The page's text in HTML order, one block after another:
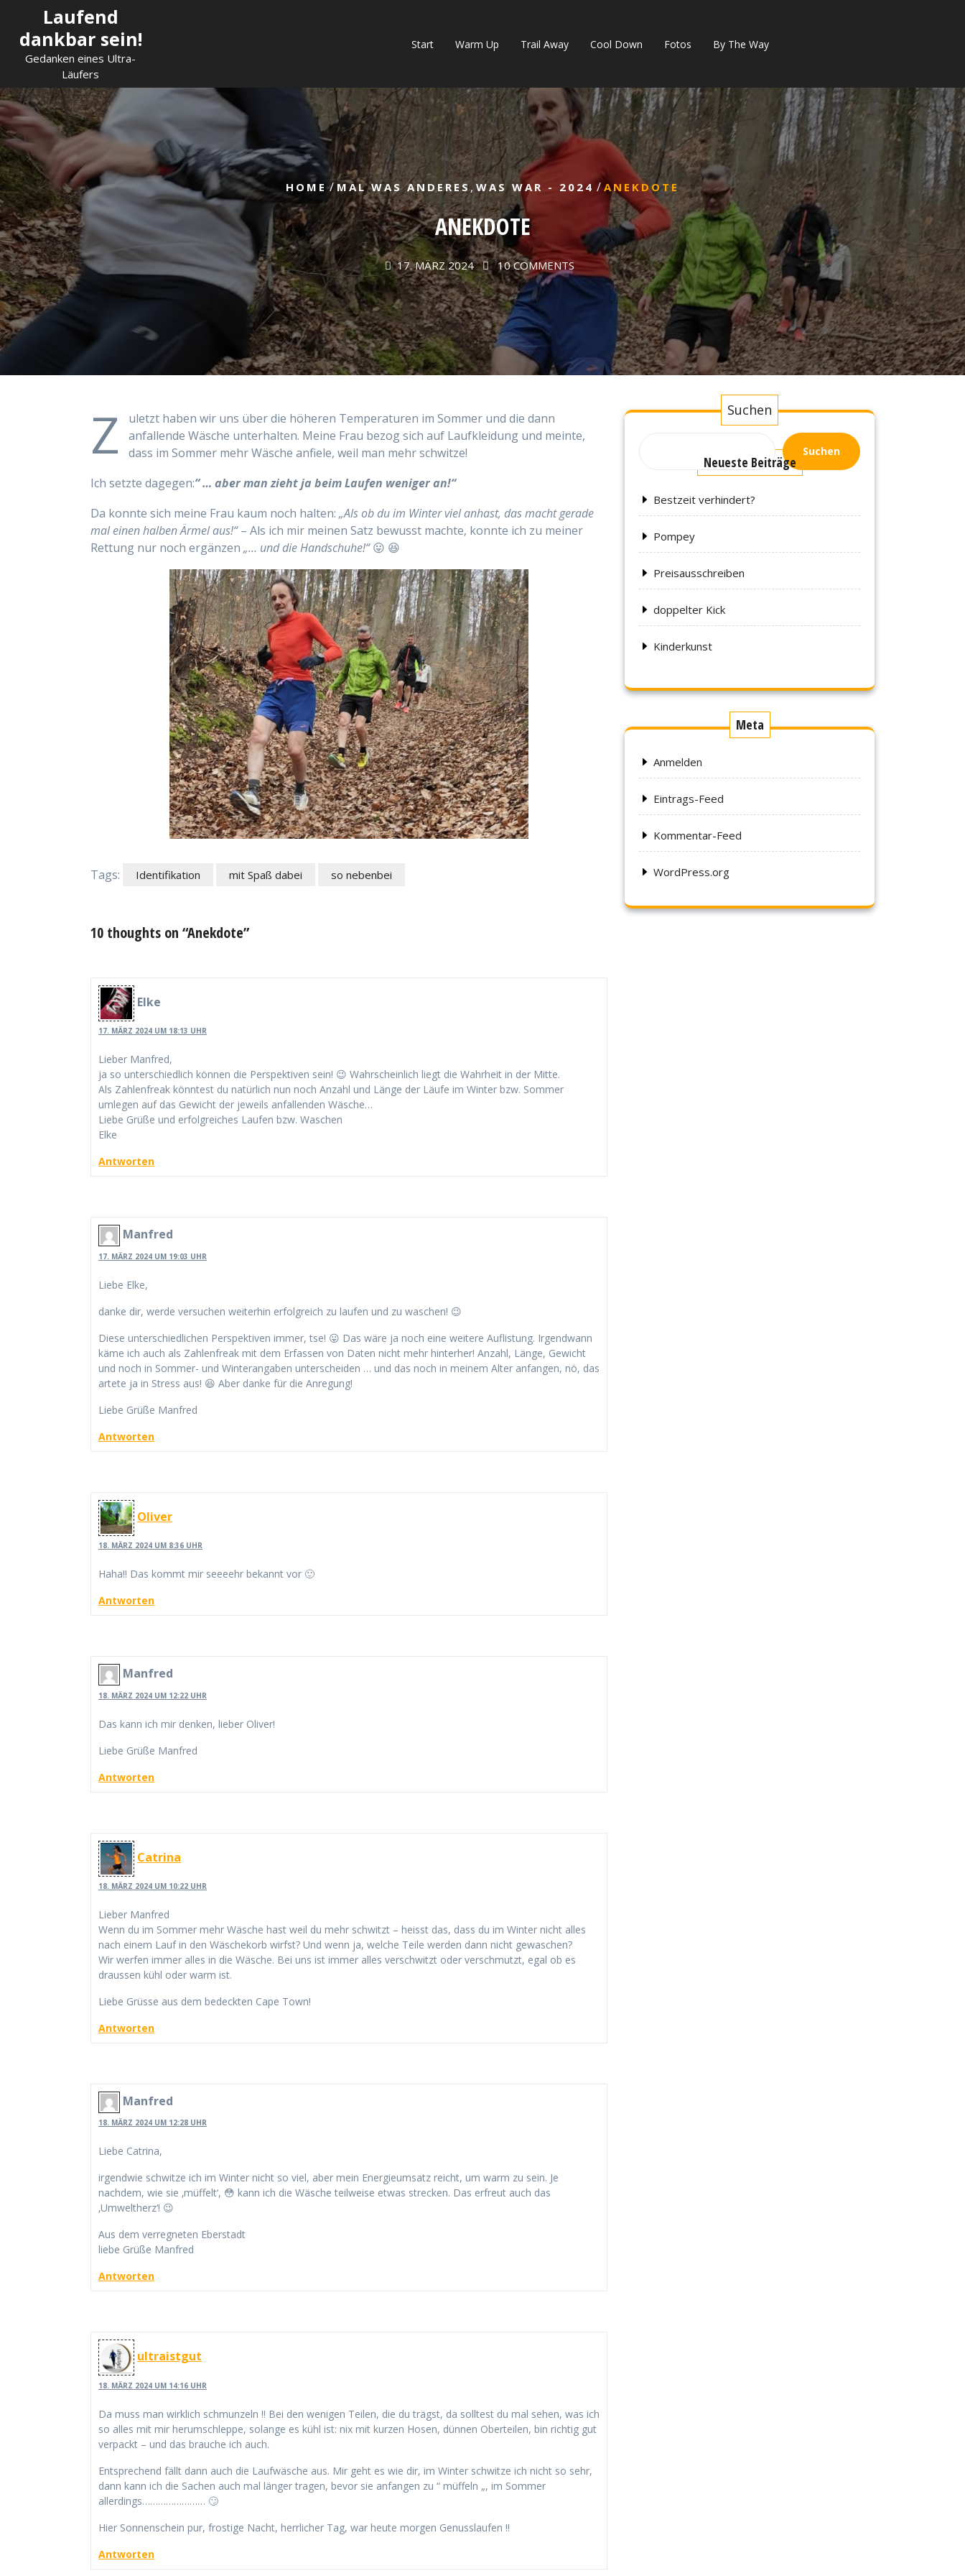
content
Laufend
dankbar sein!
Gedanken eines Ultra-
Läufers
Start Warm Up Trail Away Cool Down Fotos By The Way
HOME / MAL WAS ANDERES, WAS WAR - 2024 / ANEKDOTE
ANEKDOTE
17. MÄRZ 2024 10 COMMENTS
Z
uletzt haben wir uns über die höheren Temperaturen im Sommer und die dann
anfallende Wäsche unterhalten. Meine Frau bezog sich auf Laufkleidung und meinte,
dass im Sommer mehr Wäsche anfiele, weil man mehr schwitze!
Ich setzte dagegen:“ … aber man zieht ja beim Laufen weniger an!“
Da konnte sich meine Frau kaum noch halten: „Als ob du im Winter viel anhast, das macht gerade
mal einen halben Ärmel aus!“– Als ich mir meinen Satz bewusst machte, konnte ich zu meiner
Rettung nur noch ergänzen „… und die Handschuhe!“😛 😆
Tags: Identifikation mit Spaß dabei so nebenbei
10 thoughts on “Anekdote”
Elke
17. MÄRZ 2024 UM 18:13 UHR
Lieber Manfred,
ja so unterschiedlich können die Perspektiven sein! 😉 Wahrscheinlich liegt die Wahrheit in der Mitte.
Als Zahlenfreak könntest du natürlich nun noch Anzahl und Länge der Läufe im Winter bzw. Sommer
umlegen auf das Gewicht der jeweils anfallenden Wäsche…
Liebe Grüße und erfolgreiches Laufen bzw. Waschen
Elke
Antworten
Manfred
17. MÄRZ 2024 UM 19:03 UHR
Liebe Elke,
danke dir, werde versuchen weiterhin erfolgreich zu laufen und zu waschen! 😉
Diese unterschiedlichen Perspektiven immer, tse! 😛 Das wäre ja noch eine weitere Auflistung. Irgendwann
käme ich auch als Zahlenfreak mit dem Erfassen von Daten nicht mehr hinterher! Anzahl, Länge, Gewicht
und noch in Sommer- und Winterangaben unterscheiden … und das noch in meinem Alter anfangen, nö, das
artete ja in Stress aus! 😆 Aber danke für die Anregung!
Liebe Grüße Manfred
Antworten
Oliver
18. MÄRZ 2024 UM 8:36 UHR
Haha!! Das kommt mir seeeehr bekannt vor 🙂
Antworten
Manfred
18. MÄRZ 2024 UM 12:22 UHR
Das kann ich mir denken, lieber Oliver!
Liebe Grüße Manfred
Antworten
Catrina
18. MÄRZ 2024 UM 10:22 UHR
Lieber Manfred
Wenn du im Sommer mehr Wäsche hast weil du mehr schwitzt – heisst das, dass du im Winter nicht alles
nach einem Lauf in den Wäschekorb wirfst? Und wenn ja, welche Teile werden dann nicht gewaschen?
Wir werfen immer alles in die Wäsche. Bei uns ist immer alles verschwitzt oder verschmutzt, egal ob es
draussen kühl oder warm ist.
Liebe Grüsse aus dem bedeckten Cape Town!
Antworten
Manfred
18. MÄRZ 2024 UM 12:28 UHR
Liebe Catrina,
irgendwie schwitze ich im Winter nicht so viel, aber mein Energieumsatz reicht, um warm zu sein. Je
nachdem, wie sie ‚müffelt‘, 😳 kann ich die Wäsche teilweise etwas strecken. Das erfreut auch das
‚Umweltherz‘! 😉
Aus dem verregneten Eberstadt
liebe Grüße Manfred
Antworten
ultraistgut
18. MÄRZ 2024 UM 14:16 UHR
Da muss man wirklich schmunzeln !! Bei den wenigen Teilen, die du trägst, da solltest du mal sehen, was ich
so alles mit mir herumschleppe, solange es kühl ist: nix mit kurzen Hosen, dünnen Oberteilen, bin richtig gut
verpackt – und das brauche ich auch.
Entsprechend fällt dann auch die Laufwäsche aus. Mir geht es wie dir, im Winter schwitze ich nicht so sehr,
dann kann ich die Sachen auch mal länger tragen, bevor sie anfangen zu “ müffeln „, im Sommer
allerdings…………………… 🙄
Hier Sonnenschein pur, frostige Nacht, herrlicher Tag, war heute morgen Genusslaufen !!
Antworten
Suchen
Suchen
Neueste Beiträge
Bestzeit verhindert?
Pompey
Preisausschreiben
doppelter Kick
Kinderkunst
Meta
Anmelden
Eintrags-Feed
Kommentar-Feed
WordPress.org